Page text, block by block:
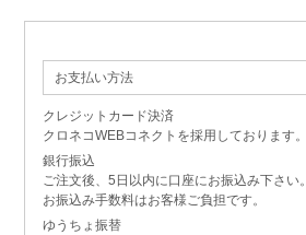
お支払い方法
クレジットカード決済
クロネコWEBコネクトを採用しております。
銀行振込
ご注文後、5日以内に口座にお振込み下さい。
お振込み手数料はお客様ご負担です。
ゆうちょ振替